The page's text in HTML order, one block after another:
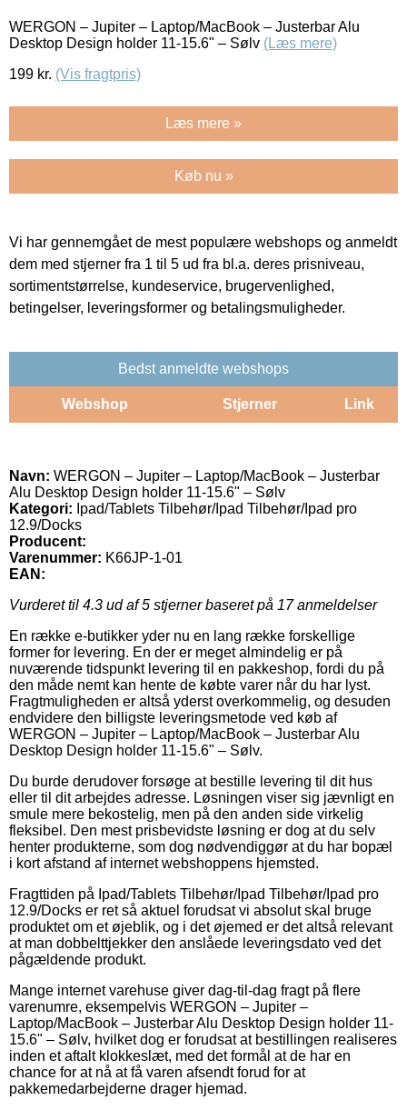
WERGON – Jupiter – Laptop/MacBook – Justerbar Alu
Desktop Design holder 11-15.6" – Sølv (Læs mere)
199 kr. (Vis fragtpris)
Læs mere »
Køb nu »
Vi har gennemgået de mest populære webshops og anmeldt
dem med stjerner fra 1 til 5 ud fra bl.a. deres prisniveau,
sortimentstørrelse, kundeservice, brugervenlighed,
betingelser, leveringsformer og betalingsmuligheder.
Bedst anmeldte webshops
Webshop Stjerner Link
Navn: WERGON – Jupiter – Laptop/MacBook – Justerbar
Alu Desktop Design holder 11-15.6" – Sølv
Kategori: Ipad/Tablets Tilbehør/Ipad Tilbehør/Ipad pro
12.9/Docks
Producent:
Varenummer: K66JP-1-01
EAN:
Vurderet til 4.3 ud af 5 stjerner baseret på 17anmeldelser
En række e-butikker yder nu en lang række forskellige
former for levering. En der er meget almindelig er på
nuværende tidspunkt levering til en pakkeshop, fordi du på
den måde nemt kan hente de købte varer når du har lyst.
Fragtmuligheden er altså yderst overkommelig, og desuden
endvidere den billigste leveringsmetode ved køb af
WERGON – Jupiter – Laptop/MacBook – Justerbar Alu
Desktop Design holder 11-15.6" – Sølv.
Du burde derudover forsøge at bestille levering til dit hus
eller til dit arbejdes adresse. Løsningen viser sig jævnligt en
smule mere bekostelig, men på den anden side virkelig
fleksibel. Den mest prisbevidste løsning er dog at du selv
henter produkterne, som dog nødvendiggør at du har bopæl
i kort afstand af internet webshoppens hjemsted.
Fragttiden på Ipad/Tablets Tilbehør/Ipad Tilbehør/Ipad pro
12.9/Docks er ret så aktuel forudsat vi absolut skal bruge
produktet om et øjeblik, og i det øjemed er det altså relevant
at man dobbelttjekker den anslåede leveringsdato ved det
pågældende produkt.
Mange internet varehuse giver dag-til-dag fragt på flere
varenumre, eksempelvis WERGON – Jupiter –
Laptop/MacBook – Justerbar Alu Desktop Design holder 11-
15.6" – Sølv, hvilket dog er forudsat at bestillingen realiseres
inden et aftalt klokkeslæt, med det formål at de har en
chance for at nå at få varen afsendt forud for at
pakkemedarbejderne drager hjemad.